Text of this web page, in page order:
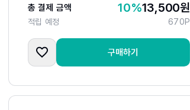
총 결제 금액 10%13,500원
적립 예정 670P
구매하기